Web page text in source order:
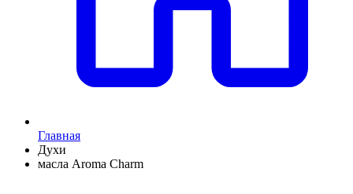
Главная
Духи
масла Aroma Charm